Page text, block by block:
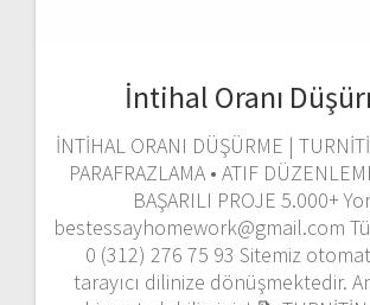
İntihal Oranı
İNTİHAL ORANI DÜŞÜRME |
PARAFRAZLAMA • ATIF
BAŞARILI PROJE 5.000+
bestessayhomework@gmail.com
0 (312) 276 75 93 Sitemiz
tarayıcı dilinize dönüşmektedir.